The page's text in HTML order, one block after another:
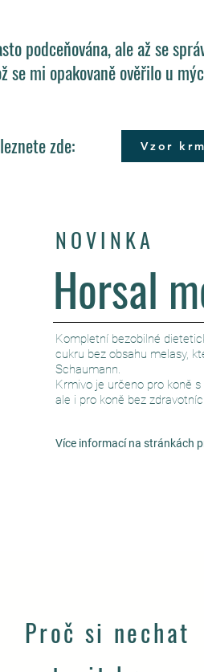
podceňována, ale až se
se mi opakovaně ověřilo u
zde:
Vzor
NOVINKA
Horsal
Kompletní bezobilné
cukru bez obsahu melasy,
Schaumann.
Krmivo je určeno pro koně
ale i pro koně bez
Více informací na stránkách
Proč si nechat